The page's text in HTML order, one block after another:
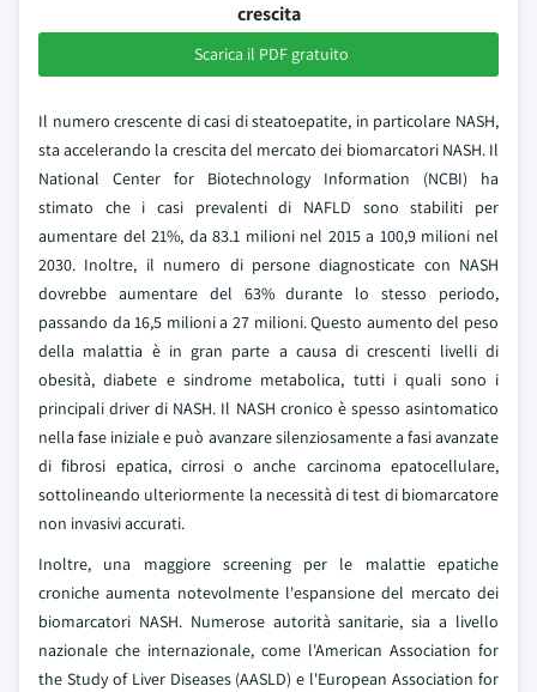
crescita
Scarica il PDF gratuito
Il numero crescente di casi di steatoepatite, in particolare NASH,
sta accelerando la crescita del mercato dei biomarcatori NASH. Il
National Center for Biotechnology Information (NCBI) ha
stimato che i casi prevalenti di NAFLD sono stabiliti per
aumentare del 21%, da 83.1 milioni nel 2015 a 100,9 milioni nel
2030. Inoltre, il numero di persone diagnosticate con NASH
dovrebbe aumentare del 63% durante lo stesso periodo,
passando da 16,5 milioni a 27 milioni. Questo aumento del peso
della malattia è in gran parte a causa di crescenti livelli di
obesità, diabete e sindrome metabolica, tutti i quali sono i
principali driver di NASH. Il NASH cronico è spesso asintomatico
nella fase iniziale e può avanzare silenziosamente a fasi avanzate
di fibrosi epatica, cirrosi o anche carcinoma epatocellulare,
sottolineando ulteriormente la necessità di test di biomarcatore
non invasivi accurati.
Inoltre, una maggiore screening per le malattie epatiche
croniche aumenta notevolmente l'espansione del mercato dei
biomarcatori NASH. Numerose autorità sanitarie, sia a livello
nazionale che internazionale, come l'American Association for
the Study of Liver Diseases (AASLD) e l'European Association for